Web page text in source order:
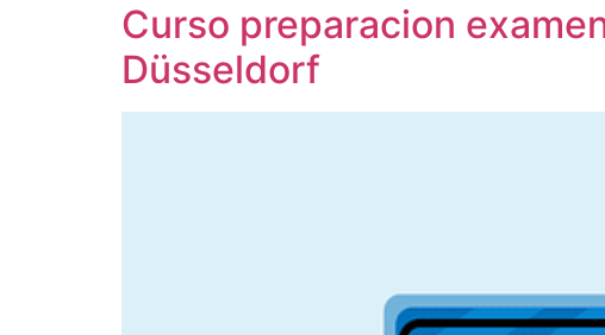
Curso preparacion
Düsseldorf